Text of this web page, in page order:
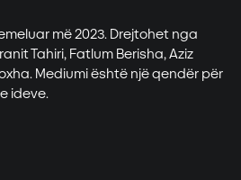
më 2023. Drejtohet nga
Tahiri, Fatlum Berisha, Aziz
Mediumi është një qendër për
ideve.